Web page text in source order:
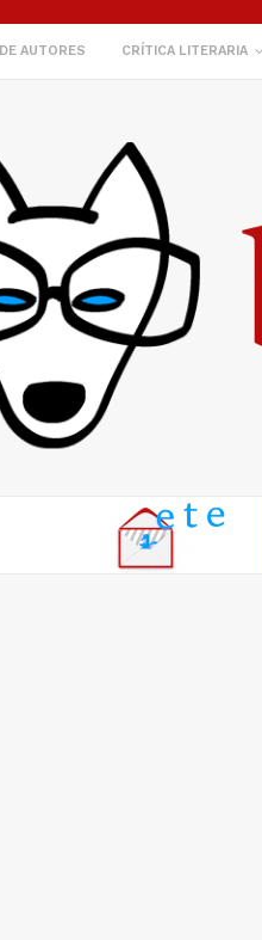
AUTORES CRÍTICA LITERARIA